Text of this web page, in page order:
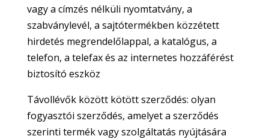
vagy a címzés nélküli nyomtatvány, a
szabványlevél, a sajtótermékben közzétett
hirdetés megrendelőlappal, a katalógus, a
telefon, a telefax és az internetes hozzáférést
biztosító eszköz
Távollévők között kötött szerződés: olyan
fogyasztói szerződés, amelyet a szerződés
szerinti termék vagy szolgáltatás nyújtására